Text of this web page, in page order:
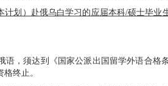
计划）赴俄乌白学习的应届本科/硕士毕业
语，须达到《国家公派出国留学外语合
终止。